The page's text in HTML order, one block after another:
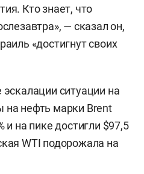
Кто знает, что
— сказал он,
«достигнут своих
ситуации на
нефть марки Brent
и на пике достигли $97,5
WTI подорожала на